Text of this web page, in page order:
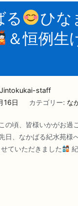
る
ひな
＆恒例生
staff
16日 カテゴリー: な
の頃、皆様いかがお過
日、なかばる紀水苑
ていただきました